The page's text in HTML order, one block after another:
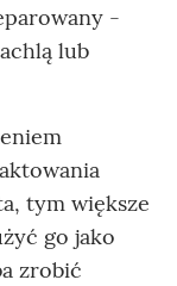
-
lub
tym większe
go jako
zrobić